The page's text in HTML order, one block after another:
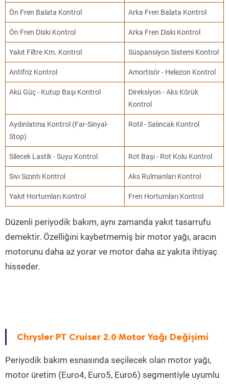
Ön Fren Balata Kontrol Arka Fren Balata Kontrol
Ön Fren Diski Kontrol Arka Fren Diski Kontrol
Yakıt Filtre Km. Kontrol Süspansiyon Sistemi Kontrol
Antifriz Kontrol Amortisör - Helezon Kontrol
Akü Güç - Kutup Başı Kontrol
Direksiyon - Aks Körük
Kontrol
Aydınlatma Kontrol (Far-Sinyal-
Stop)
Rotil - Salıncak Kontrol
Silecek Lastik - Suyu Kontrol Rot Başı - Rot Kolu Kontrol
Sıvı Sızıntı Kontrol Aks Rulmanları Kontrol
Yakıt Hortumları Kontrol Fren Hortumları Kontrol
Düzenli periyodik bakım, aynı zamanda yakıt tasarrufu
demektir. Özelliğini kaybetmemiş bir motor yağı, aracın
motorunu daha az yorar ve motor daha az yakıta ihtiyaç
hisseder.
Chrysler PT Cruiser 2.0 Motor Yağı Değişimi
Periyodik bakım esnasında seçilecek olan motor yağı,
motor üretim (Euro4, Euro5, Euro6) segmentiyle uyumlu